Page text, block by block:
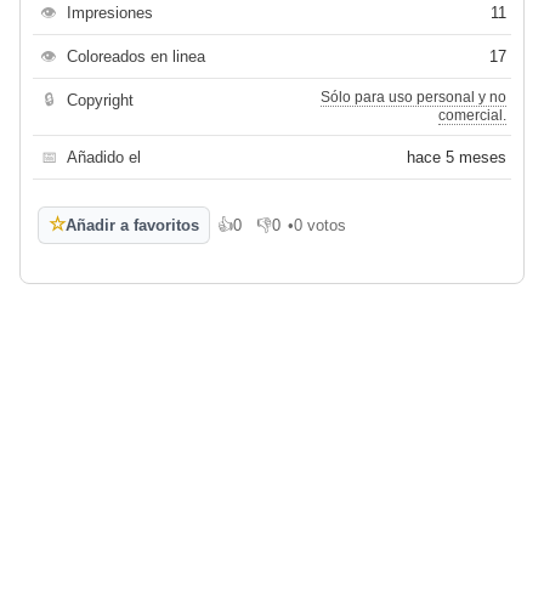
👁 Impresiones 11
👁 Coloreados en linea 17
🔒 Copyright
Sólo para uso personal y no
comercial.
📅 Añadido el hace 5 meses
☆Añadir a favoritos 👍0
Me gusta
👎0
No me gusta
•0 votos